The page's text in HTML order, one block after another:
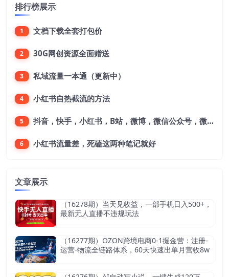
排行榜展示
1 文档下载全套打包价
2 30G网创资源全面赠送
3 私域流量一本通（更新中）
4 小红书自热截流的方法
5 抖音，快手，小红书，B站，微博，微信公众号，微信视频号。每一个平台，都是不一样的机会，对应不一样的赚钱思路
6 小红书流量差，死磕这两种笔记就好
文章展示
（16278期）当天见收益，一部手机日入500+，
最新无人直播不违规玩法
（16277期）OZON跨境电商0-1掘金营：注册-
运营-物流全链路体系，60天快速出单月营收8w